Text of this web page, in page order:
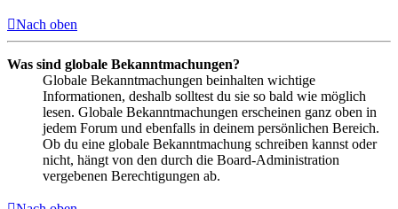
Nach oben
Was sind globale Bekanntmachungen?
Globale Bekanntmachungen beinhalten wichtige
Informationen, deshalb solltest du sie so bald wie möglich
lesen. Globale Bekanntmachungen erscheinen ganz oben in
jedem Forum und ebenfalls in deinem persönlichen Bereich.
Ob du eine globale Bekanntmachung schreiben kannst oder
nicht, hängt von den durch die Board-Administration
vergebenen Berechtigungen ab.